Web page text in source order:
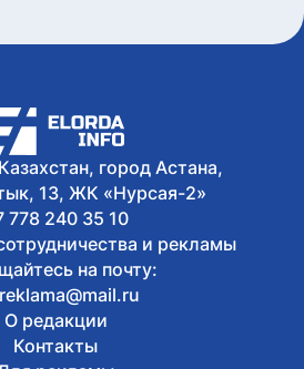
издали книгу с избранными
Жомарта Токаева
город Астана,
13, ЖК «Нурсая-2»
778 240 35 10
и рекламы
на почту:
О редакции
Контакты